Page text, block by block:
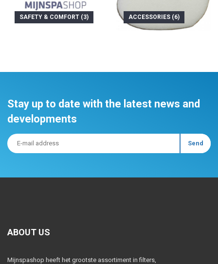
SAFETY & COMFORT (3) ACCESSORIES (6)
Stay up to date with the latest news and
developments
ABOUT US
Mijnspashop heeft het grootste assortiment in filters,